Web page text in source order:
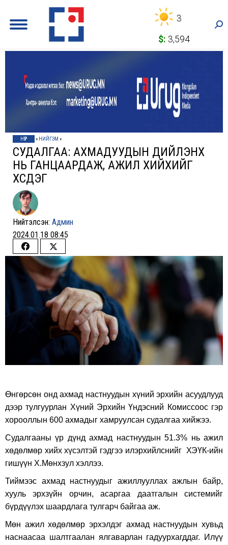
3
$: 3,594
НҮҮР » НИЙГЭМ »
СУДАЛГАА: АХМАДУУДЫН ДИЙЛЭНХ
НЬ ГАНЦААРДАЖ, АЖИЛ ХИЙХИЙГ
ХҮСДЭГ
Нийтэлсэн: Админ
2024.01.18 08:45
Share
on
Facebook
Share
on
Twitter
Өнгөрсөн онд ахмад настнуудын хүний эрхийн асуудлууд
дээр тулгуурлан Хүний Эрхийн Үндэсний Комиссоос гэр
хорооллын 600 ахмадыг хамруулсан судалгаа хийжээ.
Судалгааны үр дүнд ахмад настнуудын 51.3% нь ажил
хөдөлмөр хийх хүсэлтэй гэдгээ илэрхийлснийг ХЭҮК-ийн
гишүүн Х.Мөнхзул хэллээ.
Тиймээс ахмад настнуудыг ажиллууллах ажлын байр,
хууль эрхзүйн орчин, асаргаа даатгалын системийг
бүрдүүлэх шаардлага тулгарч байгаа аж.
Мөн ажил хөдөлмөр эрхэлдэг ахмад настнуудын хувьд
наснаасаа шалтгаалан ялгаварлан гадуурхагддаг. Илүү